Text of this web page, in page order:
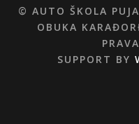
© AUTO ŠKOLA
OBUKA
SUPPORT BY